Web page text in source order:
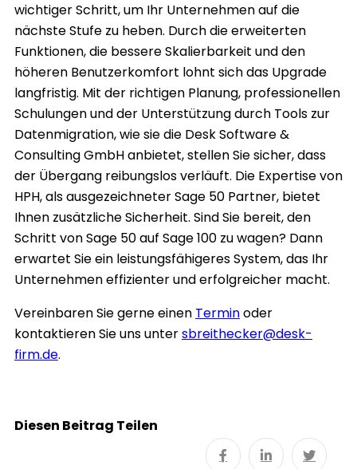
wichtiger Schritt, um Ihr Unternehmen auf die
nächste Stufe zu heben. Durch die erweiterten
Funktionen, die bessere Skalierbarkeit und den
höheren Benutzerkomfort lohnt sich das Upgrade
langfristig. Mit der richtigen Planung, professionellen
Schulungen und der Unterstützung durch Tools zur
Datenmigration, wie sie die Desk Software &
Consulting GmbH anbietet, stellen Sie sicher, dass
der Übergang reibungslos verläuft. Die Expertise von
HPH, als ausgezeichneter Sage 50 Partner, bietet
Ihnen zusätzliche Sicherheit. Sind Sie bereit, den
Schritt von Sage 50 auf Sage 100 zu wagen? Dann
erwartet Sie ein leistungsfähigeres System, das Ihr
Unternehmen effizienter und erfolgreicher macht.
Vereinbaren Sie gerne einen Terminoder
kontaktieren Sie uns untersbreithecker@desk-
firm.de.
Diesen Beitrag Teilen